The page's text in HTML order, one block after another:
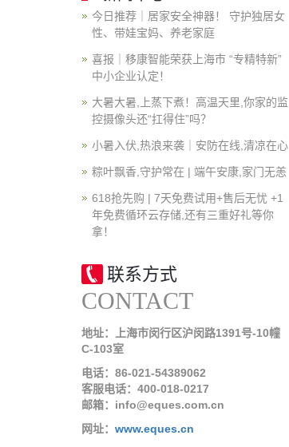
今日推荐｜居家安全神器！ 守护独居女
性、带娃宝妈、养老家庭
喜报｜移康智能荣获上海市 “专精特新”
中小企业认定！
大暑大暑,上蒸下煮！高温天里,你家的监
控摄像头还“扛得住”吗？
小暑入伏,热浪来袭｜安防在线,清凉在心
粽叶飘香,守护常在 | 端午安康,家门无恙
618抢先购 | 7天免费试用+售后无忧 +1
年免费循环云存储,还有三重好礼等你
拿！
联系方式
CONTACT
地址：上海市闵行区沪闵路1391号-10幢
C-103室
电话：86-021-54389062
客服电话：400-018-0217
邮箱：info@eques.com.cn
网址： www.eques.cn